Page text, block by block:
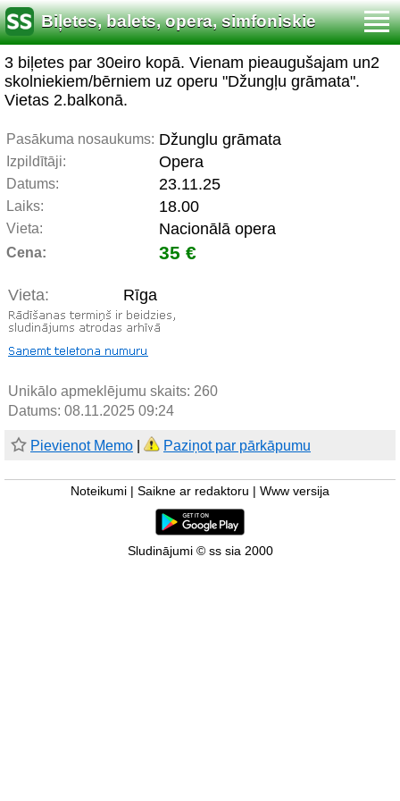
Biļetes, balets, opera, simfoniskie
koncerti
3 biļetes par 30eiro kopā. Vienam pieaugušajam un2
skolniekiem/bērniem uz operu "Džungļu grāmata".
Vietas 2.balkonā.
Pasākuma nosaukums: Džunglu grāmata
Izpildītāji: Opera
Datums: 23.11.25
Laiks: 18.00
Vieta: Nacionālā opera
Cena: 35 €
Vieta: Rīga
Unikālo apmeklējumu skaits: 260
Datums: 08.11.2025 09:24
Pievienot Memo Paziņot par pārkāpumu
Noteikumi Saikne ar redaktoru Www versija
Sludinājumi © ss sia 2000